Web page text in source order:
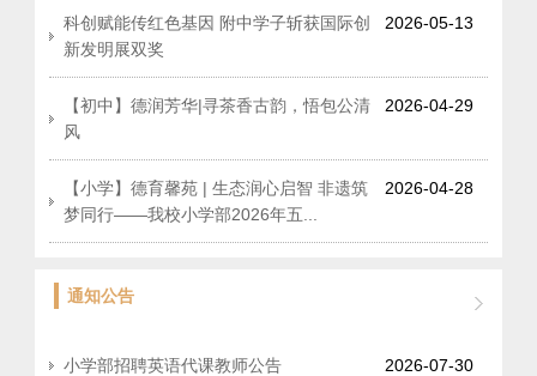
2026-05-13
科创赋能传红色基因 附中学子斩获国际创
新发明展双奖
2026-04-29
【初中】德润芳华|寻茶香古韵，悟包公清
风
2026-04-28
【小学】德育馨苑 | 生态润心启智 非遗筑
梦同行——我校小学部2026年五...
通知公告
2026-07-30
小学部招聘英语代课教师公告